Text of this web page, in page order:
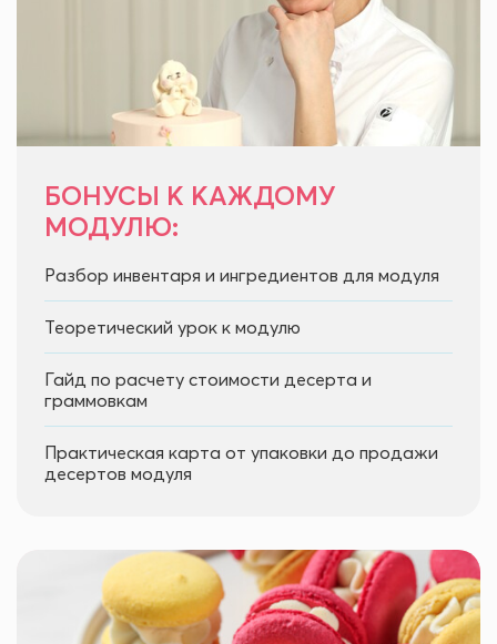
БОНУСЫ К КАЖДОМУ
МОДУЛЮ:
Разбор инвентаря и ингредиентов для модуля
Теоретический урок к модулю
Гайд по расчету стоимости десерта и
граммовкам
Практическая карта от упаковки до продажи
десертов модуля